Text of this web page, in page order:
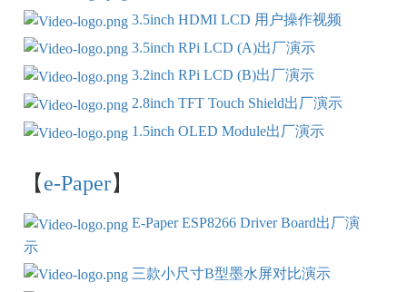
3.5inch HDMI LCD 用户操作视频
3.5inch RPi LCD (A)出厂演示
3.2inch RPi LCD (B)出厂演示
2.8inch TFT Touch Shield出厂演示
1.5inch OLED Module出厂演示
【e-Paper】
E-Paper ESP8266 Driver Board出厂演
示
三款小尺寸B型墨水屏对比演示